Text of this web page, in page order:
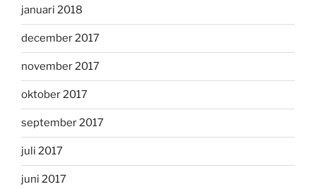
januari 2018
december 2017
november 2017
oktober 2017
september 2017
juli 2017
juni 2017